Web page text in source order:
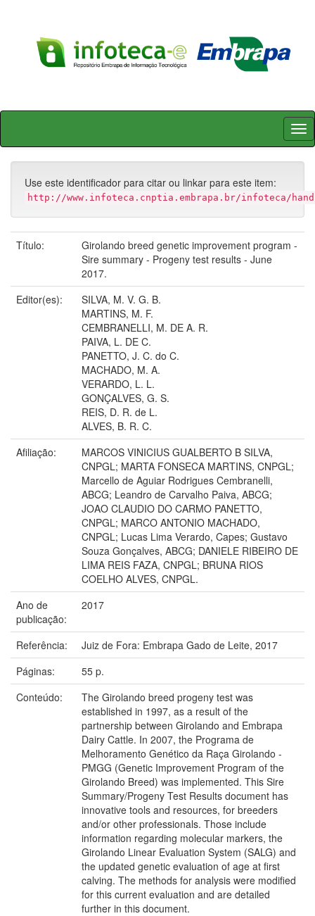
Skip
Use este identificador para citar ou linkar para este item:
http://www.infoteca.cnptia.embrapa.br/infoteca/
Título:
Girolando breed genetic improvement program -
Sire summary - Progeny test results - June
2017.
Editor(es):
SILVA, M. V. G. B.
MARTINS, M. F.
CEMBRANELLI, M. DE A. R.
PAIVA, L. DE C.
PANETTO, J. C. do C.
MACHADO, M. A.
VERARDO, L. L.
GONÇALVES, G. S.
REIS, D. R. de L.
ALVES, B. R. C.
Afiliação:
MARCOS VINICIUS GUALBERTO B SILVA,
CNPGL; MARTA FONSECA MARTINS, CNPGL;
Marcello de Aguiar Rodrigues Cembranelli,
ABCG; Leandro de Carvalho Paiva, ABCG;
JOAO CLAUDIO DO CARMO PANETTO,
CNPGL; MARCO ANTONIO MACHADO,
CNPGL; Lucas Lima Verardo, Capes; Gustavo
Souza Gonçalves, ABCG; DANIELE RIBEIRO DE
LIMA REIS FAZA, CNPGL; BRUNA RIOS
COELHO ALVES, CNPGL.
Ano de
publicação:
2017
Referência:
Juiz de Fora: Embrapa Gado de Leite, 2017
Páginas:
55 p.
Conteúdo:
The Girolando breed progeny test was
established in 1997, as a result of the
partnership between Girolando and Embrapa
Dairy Cattle. In 2007, the Programa de
Melhoramento Genético da Raça Girolando -
PMGG (Genetic Improvement Program of the
Girolando Breed) was implemented. This Sire
Summary/Progeny Test Results document has
innovative tools and resources, for breeders
and/or other professionals. Those include
information regarding molecular markers, the
Girolando Linear Evaluation System (SALG) and
the updated genetic evaluation of age at first
calving. The methods for analysis were modified
for this current evaluation and are detailed
further in this document.